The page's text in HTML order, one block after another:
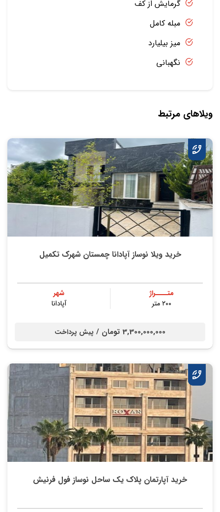
گرمایش از کف
مبله کامل
میز بیلیارد
نگهبانی
ویلاهای مرتبط
خرید ویلا نوساز آپادانا چمستان شهرک تکمیل
متــــراژ
۲۰۰ متر
شهر
آپادانا
3,300,000,000 تومان / پیش پرداخت
خرید آپارتمان پلاک یک ساحل نوساز فول فرنیش